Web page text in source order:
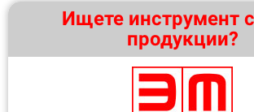
Ищете инструмент
продукции?